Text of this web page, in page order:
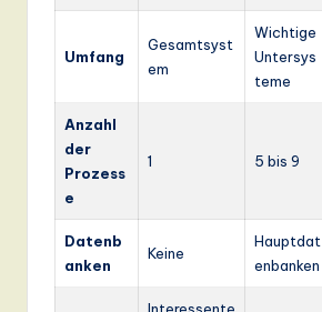
Umfang
Gesamtsyst
em
Wichtige
Untersys
teme
Anzahl
der
Prozess
e
1 5 bis 9
Datenb
anken
Keine
Hauptdat
enbanken